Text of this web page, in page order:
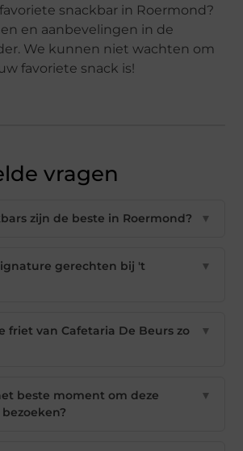
snackbar in Roermond?
en aanbevelingen in de
We kunnen niet wachten om
favoriete snack is!
vragen
zijn de beste in Roermond? ▼
gerechten bij 't
▼
friet van Cafetaria De Beurs zo
▼
beste moment om deze
▼